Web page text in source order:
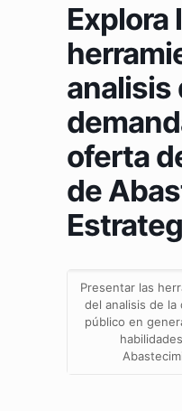
Explora
analisis
oferta
de
Presentar las
del analisis de la
público en